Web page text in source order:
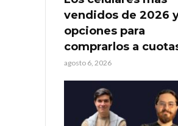
vendidos de 2026
opciones para
comprarlos a
agosto 6, 2026